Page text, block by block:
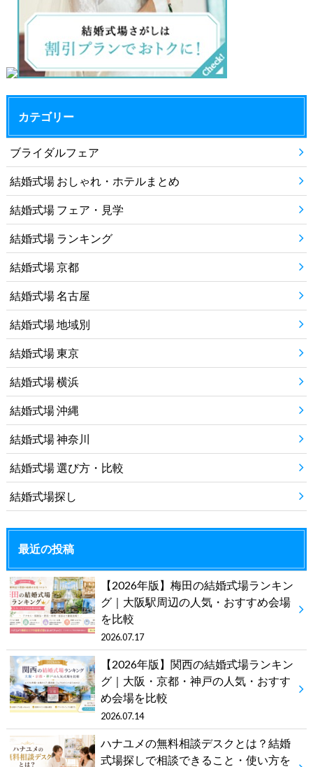
カテゴリー
ブライダルフェア
結婚式場 おしゃれ・ホテルまとめ
結婚式場 フェア・見学
結婚式場 ランキング
結婚式場 京都
結婚式場 名古屋
結婚式場 地域別
結婚式場 東京
結婚式場 横浜
結婚式場 沖縄
結婚式場 神奈川
結婚式場 選び方・比較
結婚式場探し
最近の投稿
【2026年版】梅田の結婚式場ランキン
グ｜大阪駅周辺の人気・おすすめ会場
を比較
2026.07.17
【2026年版】関西の結婚式場ランキン
グ｜大阪・京都・神戸の人気・おすす
め会場を比較
2026.07.14
ハナユメの無料相談デスクとは？結婚
式場探しで相談できること・使い方を